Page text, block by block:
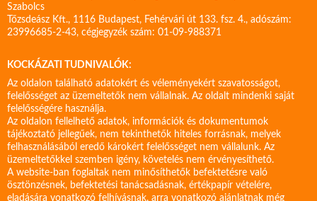
Szabolcs
Tőzsdeász Kft., 1116 Budapest, Fehérvári út 133. fsz. 4., adószám:
23996685-2-43, cégjegyzék szám: 01-09-988371
KOCKÁZATI TUDNIVALÓK:
Az oldalon található adatokért és véleményekért szavatosságot,
felelősséget az üzemeltetők nem vállalnak. Az oldalt mindenki saját
felelősségére használja.
Az oldalon fellelhető adatok, információk és dokumentumok
tájékoztató jellegűek, nem tekinthetők hiteles forrásnak, melyek
felhasználásából eredő károkért felelősséget nem vállalunk. Az
üzemeltetőkkel szemben igény, követelés nem érvényesíthető.
A website-ban foglaltak nem minősíthetők befektetésre való
ösztönzésnek, befektetési tanácsadásnak, értékpapír vételére,
eladására vonatkozó felhívásnak, arra vonatkozó ajánlatnak még